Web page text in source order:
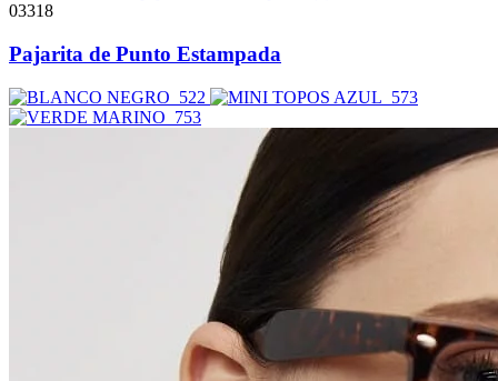
03318
Pajarita de Punto Estampada